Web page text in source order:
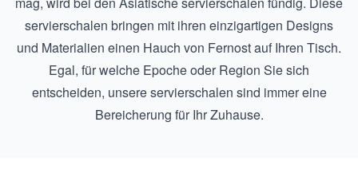
servierschalen bringen mit ihren einzigartigen Designs
und Materialien einen Hauch von Fernost auf Ihren Tisch.
Egal, für welche Epoche oder Region Sie sich
entscheiden, unsere servierschalen sind immer eine
Bereicherung für Ihr Zuhause.